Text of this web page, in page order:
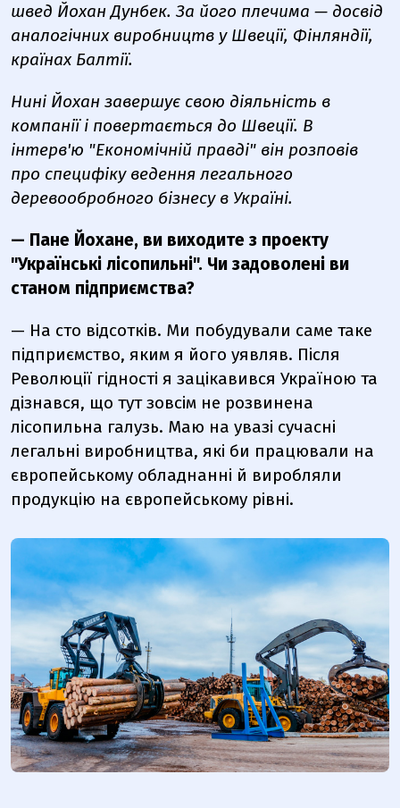
швед Йохан Дунбек. За його плечима — досвід
аналогічних виробництв у Швеції, Фінляндії,
країнах Балтії.
Нині Йохан завершує свою діяльність в
компанії і повертається до Швеції. В
інтерв'ю "Економічній правді" він розповів
про специфіку ведення легального
деревообробного бізнесу в Україні.
— Пане Йохане, ви виходите з проекту
"Українські лісопильні". Чи задоволені ви
станом підприємства?
— На сто відсотків. Ми побудували саме таке
підприємство, яким я його уявляв. Після
Революції гідності я зацікавився Україною та
дізнався, що тут зовсім не розвинена
лісопильна галузь. Маю на увазі сучасні
легальні виробництва, які би працювали на
європейському обладнанні й виробляли
продукцію на європейському рівні.